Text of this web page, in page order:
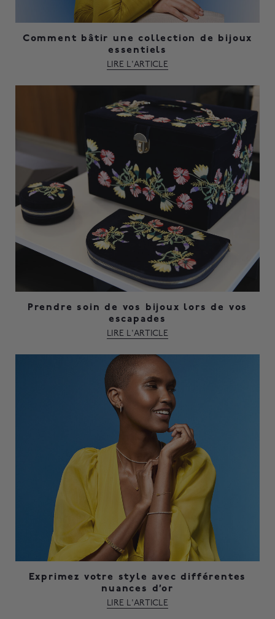
Comment bâtir une collection de bijoux
essentiels
LIRE L'ARTICLE
Prendre soin de vos bijoux lors de vos
escapades
LIRE L'ARTICLE
Exprimez votre style avec différentes
nuances d’or
LIRE L'ARTICLE